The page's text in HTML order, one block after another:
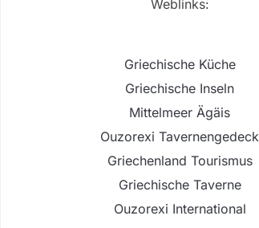
Weblinks:
Griechische Küche
Griechische Inseln
Mittelmeer Ägäis
Ouzorexi Tavernengedeck
Griechenland Tourismus
Griechische Taverne
Ouzorexi International